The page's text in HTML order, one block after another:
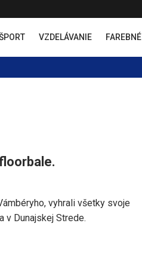
VZDELÁVANIE FAREBNÉ
vyhrali všetky svoje
v Dunajskej Strede.